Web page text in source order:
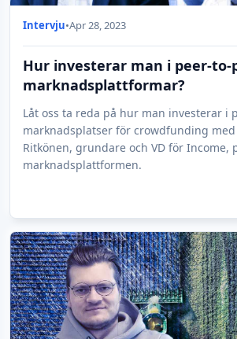
Intervju•Apr 28, 2023
Hur investerar man i peer-to-
marknadsplattformar?
Låt oss ta reda på hur man investerar i
marknadsplatser för crowdfunding
Ritkönen, grundare och VD för Income,
marknadsplattformen.